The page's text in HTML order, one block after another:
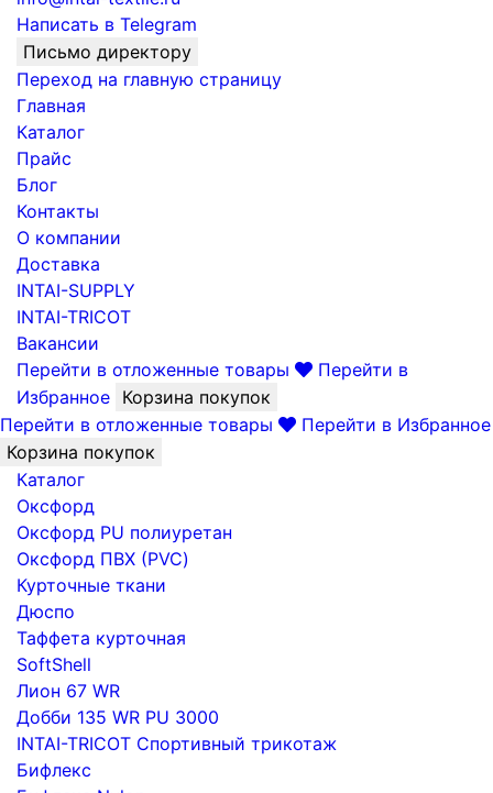
Написать в Telegram
Письмо директору
Переход на главную страницу
Главная
Каталог
Прайс
Блог
Контакты
О компании
Доставка
INTAI-SUPPLY
INTAI-TRICOT
Вакансии
Перейти в отложенные товары
Перейти в
Избранное Корзина покупок
Перейти в отложенные товары
Перейти в Избранное
Корзина покупок
Каталог
Оксфорд
Оксфорд PU полиуретан
Оксфорд ПВХ (PVC)
Курточные ткани
Дюспо
Таффета курточная
SoftShell
Лион 67 WR
Добби 135 WR PU 3000
INTAI-TRICOT Спортивный трикотаж
Бифлекс